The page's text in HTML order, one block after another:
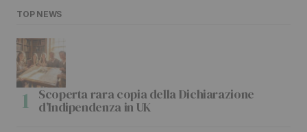
TOP NEWS
Scoperta rara copia della Dichiarazione
d’Indipendenza in UK